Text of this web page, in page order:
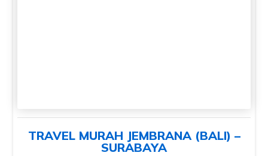
TRAVEL MURAH JEMBRANA (BALI) –
SURABAYA